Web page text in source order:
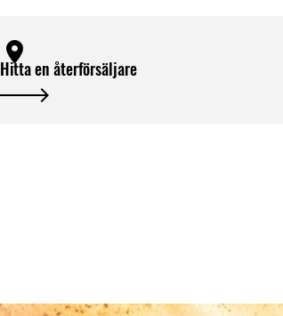
Hitta en återförsäljare